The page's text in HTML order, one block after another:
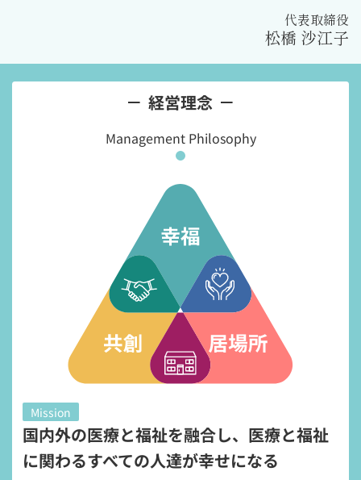
代表取締役
松橋 沙江子
経営理念
Management Philosophy
Mission
国内外の医療と福祉を融合し、 医療と福祉
に関わるすべての人達が幸せになる